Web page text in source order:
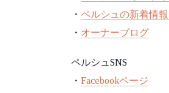
・ ペルシュの新着情
・ オーナーブログ
ペルシュSNS
・ Facebookページ